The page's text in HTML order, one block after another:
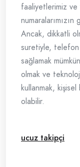
faaliyetlerimiz
Ancak, dikkatli
suretiyle, telefon
sağlamak
olmak ve
kullanmak, kişisel
olabilir.
ucuz takipçi